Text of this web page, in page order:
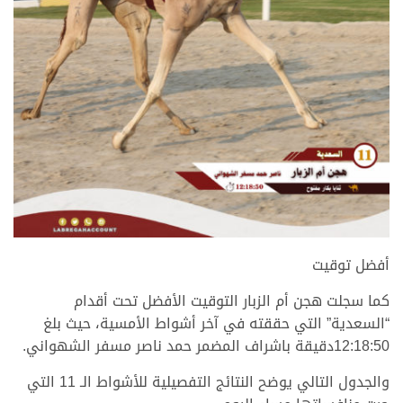
أفضل توقيت
كما سجلت هجن أم الزبار التوقيت الأفضل تحت أقدام
“السعدية” التي حققته في آخر أشواط الأمسية، حيث بلغ
12:18:50دقيقة باشراف المضمر حمد ناصر مسفر الشهواني.
والجدول التالي يوضح النتائج التفصيلية للأشواط الـ 11 التي